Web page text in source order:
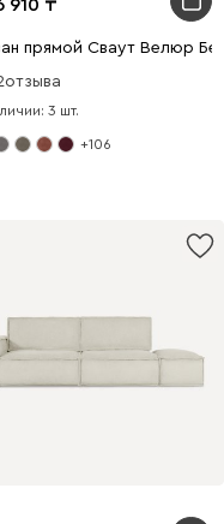
серый
910
прямой Сваут Велюр
отзыва
3 шт.
+106